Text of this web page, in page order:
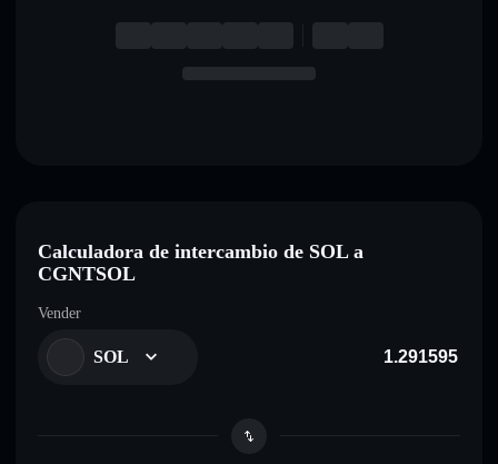
Calculadora de intercambio de SOL a
CGNTSOL
Vender
SOL